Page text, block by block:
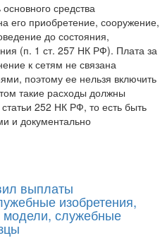
средства
его приобретение, сооружение,
до состояния,
(п. 1 ст. 257 НК РФ). Плата за
к сетям не связана
поэтому ее нельзя включить
такие расходы должны
статьи 252 НК РФ, то есть быть
и документально
выплаты
изобретения,
служебные